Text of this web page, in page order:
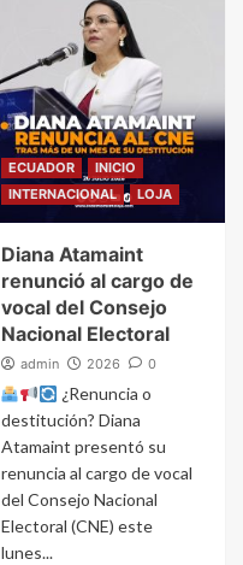
ECUADOR
INICIO
INTERNACIONAL
LOJA
Diana Atamaint
renunció al cargo de
vocal del Consejo
Nacional Electoral
admin 2026 0
¿Renuncia o
destitución? Diana
Atamaint presentó su
renuncia al cargo de vocal
del Consejo Nacional
Electoral (CNE) este
lunes...